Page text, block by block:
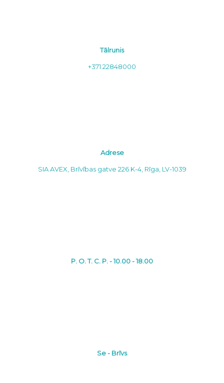
Tālrunis
+371 22848000
Adrese
SIA AVEX, Brīvības gatve 226 K-4, Rīga, LV-1039
P. O. T. C. P. - 10.00 - 18.00
Se - Brīvs